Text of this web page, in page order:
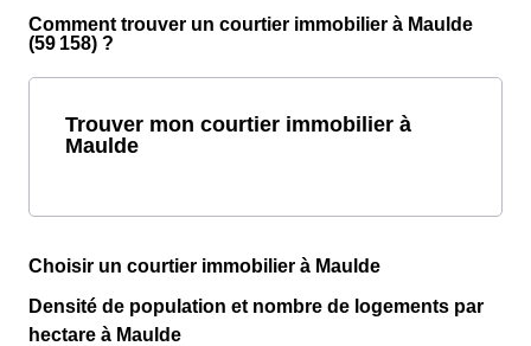
Comment trouver un courtier immobilier à Maulde
(59 158) ?
Trouver mon courtier immobilier à
Maulde
Choisir un courtier immobilier à Maulde
Densité de population et nombre de logements par
hectare à Maulde